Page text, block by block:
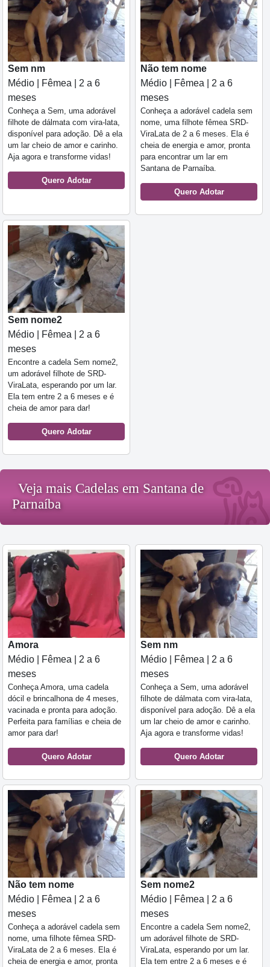
Sem nm
Médio | Fêmea | 2 a 6
meses
Conheça a Sem, uma adorável
filhote de dálmata com vira-lata,
disponível para adoção. Dê a ela
um lar cheio de amor e carinho.
Aja agora e transforme vidas!
Quero Adotar
Não tem nome
Médio | Fêmea | 2 a 6
meses
Conheça a adorável cadela sem
nome, uma filhote fêmea SRD-
ViraLata de 2 a 6 meses. Ela é
cheia de energia e amor, pronta
para encontrar um lar em
Santana de Parnaíba.
Quero Adotar
Sem nome2
Médio | Fêmea | 2 a 6
meses
Encontre a cadela Sem nome2,
um adorável filhote de SRD-
ViraLata, esperando por um lar.
Ela tem entre 2 a 6 meses e é
cheia de amor para dar!
Quero Adotar
Veja mais Cadelas em Santana de
Parnaíba
Amora
Médio | Fêmea | 2 a 6
meses
Conheça Amora, uma cadela
dócil e brincalhona de 4 meses,
vacinada e pronta para adoção.
Perfeita para famílias e cheia de
amor para dar!
Quero Adotar
Sem nm
Médio | Fêmea | 2 a 6
meses
Conheça a Sem, uma adorável
filhote de dálmata com vira-lata,
disponível para adoção. Dê a ela
um lar cheio de amor e carinho.
Aja agora e transforme vidas!
Quero Adotar
Não tem nome
Médio | Fêmea | 2 a 6
meses
Conheça a adorável cadela sem
nome, uma filhote fêmea SRD-
ViraLata de 2 a 6 meses. Ela é
cheia de energia e amor, pronta
Sem nome2
Médio | Fêmea | 2 a 6
meses
Encontre a cadela Sem nome2,
um adorável filhote de SRD-
ViraLata, esperando por um lar.
Ela tem entre 2 a 6 meses e é